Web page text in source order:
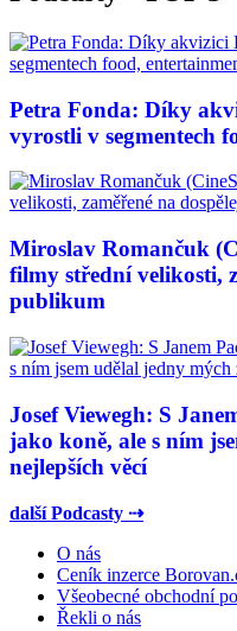
Petra Fonda: Díky
vyrostli v segmentech
Miroslav Romančuk
filmy střední velikosti,
publikum
Josef Viewegh: S
jako koně, ale s ním
nejlepších věcí
další Podcasty ⇢
O nás
Ceník inzerce
Všeobecné obchodní
Řekli o nás